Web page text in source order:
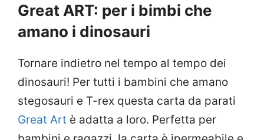
Great ART: per i bimbi che
amano i dinosauri
Tornare indietro nel tempo al tempo dei
dinosauri! Per tutti i bambini che amano
stegosauri e T-rex questa carta da parati
Great Art è adatta a loro. Perfetta per